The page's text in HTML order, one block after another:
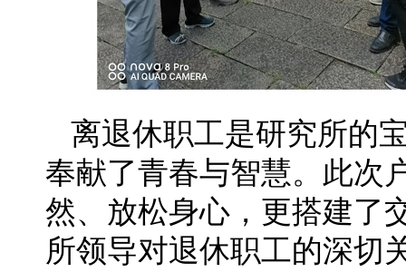
离退休职工是研究所的
奉献了青春与智慧。此次
然、放松身心，更搭建了
所领导对退休职工的深切